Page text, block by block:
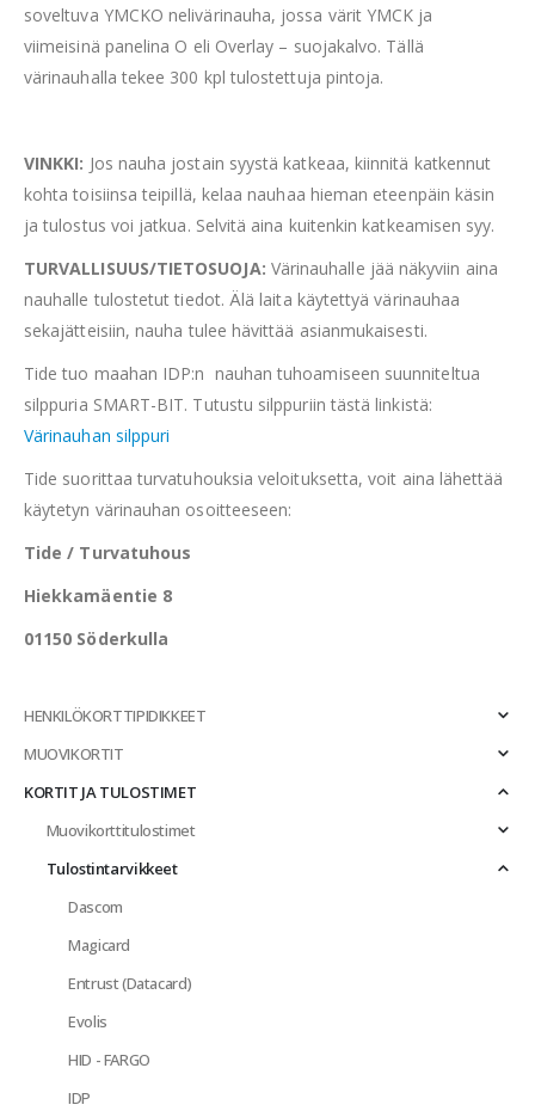
soveltuva YMCKO nelivärinauha, jossa värit YMCK ja
viimeisinä panelina O eli Overlay – suojakalvo. Tällä
värinauhalla tekee 300 kpl tulostettuja pintoja.
VINKKI: Jos nauha jostain syystä katkeaa, kiinnitä katkennut
kohta toisiinsa teipillä, kelaa nauhaa hieman eteenpäin käsin
ja tulostus voi jatkua. Selvitä aina kuitenkin katkeamisen syy.
TURVALLISUUS/TIETOSUOJA: Värinauhalle jää näkyviin aina
nauhalle tulostetut tiedot. Älä laita käytettyä värinauhaa
sekajätteisiin, nauha tulee hävittää asianmukaisesti.
Tide tuo maahan IDP:n nauhan tuhoamiseen suunniteltua
silppuria SMART-BIT. Tutustu silppuriin tästä linkistä:
Värinauhan silppuri
Tide suorittaa turvatuhouksia veloituksetta, voit aina lähettää
käytetyn värinauhan osoitteeseen:
Tide / Turvatuhous
Hiekkamäentie 8
01150 Söderkulla
HENKILÖKORTTIPIDIKKEET
MUOVIKORTIT
KORTIT JA TULOSTIMET
Muovikorttitulostimet
Tulostintarvikkeet
Dascom
Magicard
Entrust (Datacard)
Evolis
HID - FARGO
IDP